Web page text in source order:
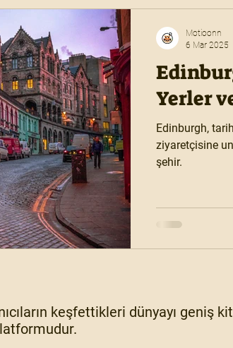
Yerler
Edinburgh,
ziyaretçisine
şehir.
Motioonn
6 Mar 2025
keşfettikleri dünyayı geniş